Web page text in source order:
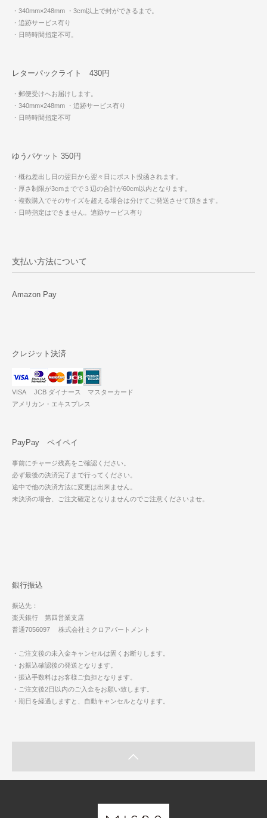
・340mm×248mm ・3cm以上で封ができるまで。
・追跡サービス有り
・日時時間指定不可。
レターパックライト 430円
・郵便受けへお届けします。
・340mm×248mm ・追跡サービス有り
・日時時間指定不可
ゆうパケット 350円
・概ね差出し日の翌日から翌々日にポスト投函されます。
・厚さ制限が3cmまでで３辺の合計が60cm以内となります。
・複数購入でそのサイズを超える場合は分けてご発送させて頂きます。
・日時指定はできません。追跡サービス有り
支払い方法について
Amazon Pay
クレジット決済
VISA JCB ダイナース マスターカード
アメリカン・エキスプレス
PayPay ペイペイ
事前にチャージ残高をご確認ください。
必ず最後の決済完了まで行ってください。
途中で他の決済方法に変更は出来ません。
未決済の場合、ご注文確定となりませんのでご注意くださいませ。
銀行振込
振込先：
楽天銀行 第四営業支店
普通7056097 株式会社ミクロアパートメント
・ご注文後の未入金キャンセルは固くお断りします。
・お振込確認後の発送となります。
・振込手数料はお客様ご負担となります。
・ご注文後2日以内のご入金をお願い致します。
・期日を経過しますと、自動キャンセルとなります。